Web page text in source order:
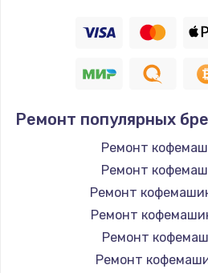
Ремонт популярных
Ремонт
Ремонт
Ремонт
Ремонт
Ремонт
Ремонт